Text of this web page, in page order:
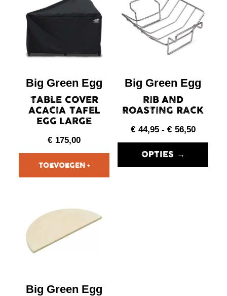
Big Green Egg
TABLE COVER
ACACIA TAFEL
EGG LARGE
€ 175,00
Big Green Egg
RIB AND
ROASTING RACK
€ 44,95 - € 56,50
OPTIES →
Big Green Egg